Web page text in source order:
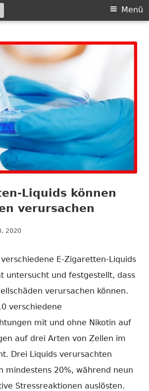
Menü
Suche
nach:
Liquids können
verursachen
2020
E-Zigaretten-Liquids
untersucht und festgestellt, dass
verursachen können.
verschiedene
mit und ohne Nikotin auf
auf drei Arten von Zellen im
Drei Liquids verursachten
mindestens 20%, während neun
Stressreaktionen auslösten.